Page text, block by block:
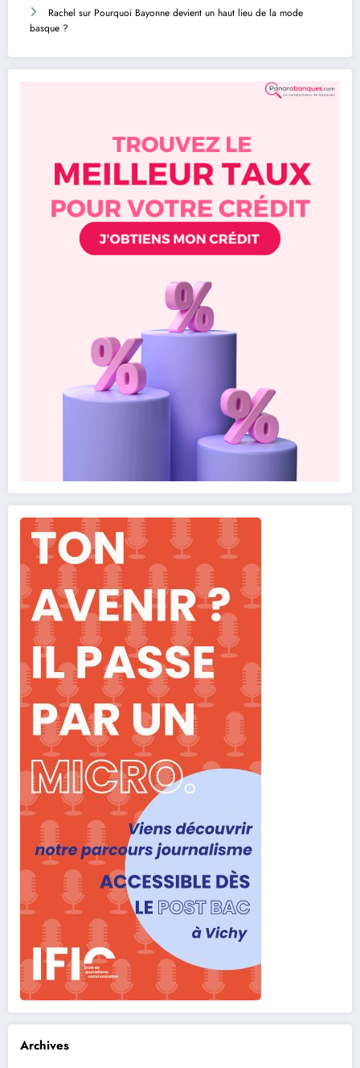
Rachel sur Pourquoi Bayonne devient un haut lieu de la mode
basque ?
Archives